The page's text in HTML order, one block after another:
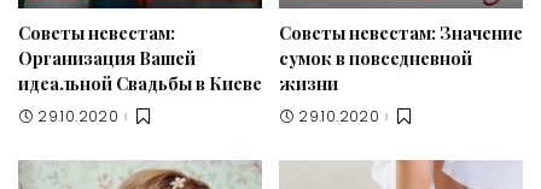
Советы невестам:
Организация Вашей
идеальной Свадьбы в Киеве
29.10.2020
Советы невестам: Значение
сумок в повседневной
жизни
29.10.2020